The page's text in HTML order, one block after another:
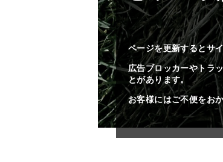
ページを更新するとサ
広告ブロッカーやトラ
とがあります。
お客様にはご不便をお